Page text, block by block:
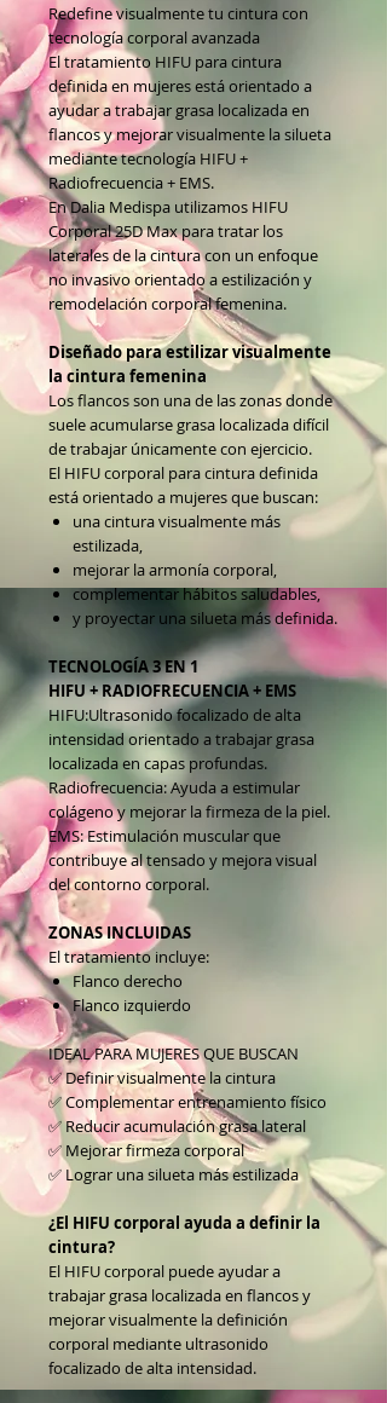
Redefine visualmente tu cintura con
tecnología corporal avanzada
El tratamiento HIFU para cintura
definida en mujeres está orientado a
ayudar a trabajar grasa localizada en
flancos y mejorar visualmente la silueta
mediante tecnología HIFU +
Radiofrecuencia + EMS.
En Dalia Medispa utilizamos HIFU
Corporal 25D Max para tratar los
laterales de la cintura con un enfoque
no invasivo orientado a estilización y
remodelación corporal femenina.
Diseñado para estilizar visualmente
la cintura femenina
Los flancos son una de las zonas donde
suele acumularse grasa localizada difícil
de trabajar únicamente con ejercicio.
El HIFU corporal para cintura definida
está orientado a mujeres que buscan:
una cintura visualmente más
estilizada,
mejorar la armonía corporal,
complementar hábitos saludables,
y proyectar una silueta más definida.
TECNOLOGÍA 3 EN 1
HIFU + RADIOFRECUENCIA + EMS
HIFU:Ultrasonido focalizado de alta
intensidad orientado a trabajar grasa
localizada en capas profundas.
Radiofrecuencia: Ayuda a estimular
colágeno y mejorar la firmeza de la piel.
EMS: Estimulación muscular que
contribuye al tensado y mejora visual
del contorno corporal.
ZONAS INCLUIDAS
El tratamiento incluye:
Flanco derecho
Flanco izquierdo
IDEAL PARA MUJERES QUE BUSCAN
✅ Definir visualmente la cintura
✅ Complementar entrenamiento físico
✅ Reducir acumulación grasa lateral
✅ Mejorar firmeza corporal
✅ Lograr una silueta más estilizada
¿El HIFU corporal ayuda a definir la
cintura?
El HIFU corporal puede ayudar a
trabajar grasa localizada en flancos y
mejorar visualmente la definición
corporal mediante ultrasonido
focalizado de alta intensidad.